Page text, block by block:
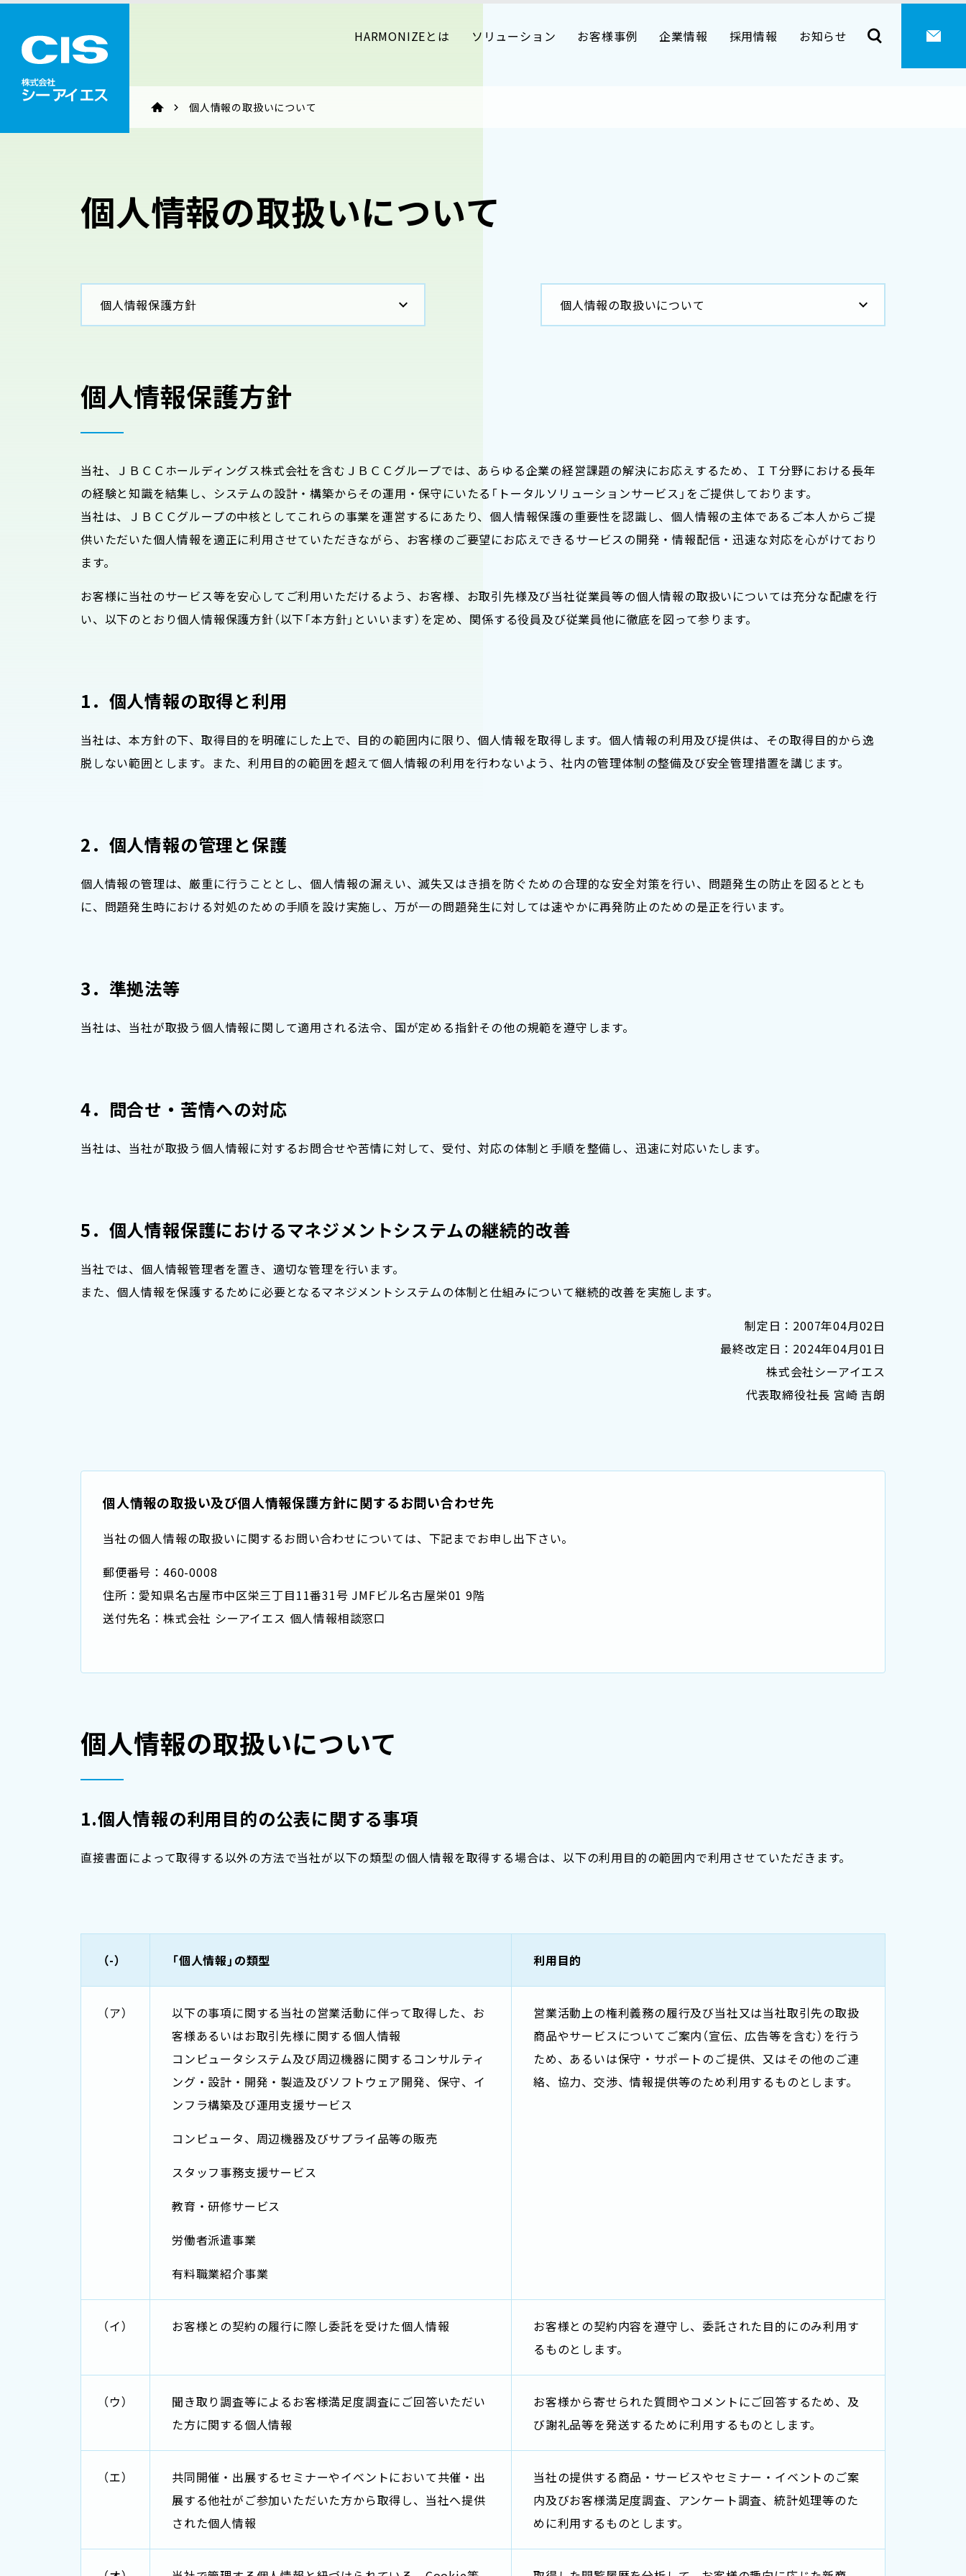
HARMONIZEとは ソリューション お客様事例 企業情報 採用情報 お知らせ
個人情報の取扱いについて
個人情報の取扱いについて
個人情報保護方針 個人情報の取扱いについて
個人情報保護方針
当社、ＪＢＣＣホールディングス株式会社を含むＪＢＣＣグループでは、あらゆる企業の経営課題の解決にお応えするため、ＩＴ分野における長年
の経験と知識を結集し、システムの設計・構築からその運用・保守にいたる「トータルソリューションサービス」をご提供しております。
当社は、ＪＢＣＣグループの中核としてこれらの事業を運営するにあたり、個人情報保護の重要性を認識し、個人情報の主体であるご本人からご提
供いただいた個人情報を適正に利用させていただきながら、お客様のご要望にお応えできるサービスの開発・情報配信・迅速な対応を心がけており
ます。
お客様に当社のサービス等を安心してご利用いただけるよう、お客様、お取引先様及び当社従業員等の個人情報の取扱いについては充分な配慮を行
い、以下のとおり個人情報保護方針（以下「本方針」といいます）を定め、関係する役員及び従業員他に徹底を図って参ります。
1．個人情報の取得と利用
当社は、本方針の下、取得目的を明確にした上で、目的の範囲内に限り、個人情報を取得します。個人情報の利用及び提供は、その取得目的から逸
脱しない範囲とします。また、利用目的の範囲を超えて個人情報の利用を行わないよう、社内の管理体制の整備及び安全管理措置を講じます。
2．個人情報の管理と保護
個人情報の管理は、厳重に行うこととし、個人情報の漏えい、滅失又はき損を防ぐための合理的な安全対策を行い、問題発生の防止を図るととも
に、問題発生時における対処のための手順を設け実施し、万が一の問題発生に対しては速やかに再発防止のための是正を行います。
3．準拠法等
当社は、当社が取扱う個人情報に関して適用される法令、国が定める指針その他の規範を遵守します。
4．問合せ・苦情への対応
当社は、当社が取扱う個人情報に対するお問合せや苦情に対して、受付、対応の体制と手順を整備し、迅速に対応いたします。
5．個人情報保護におけるマネジメントシステムの継続的改善
当社では、個人情報管理者を置き、適切な管理を行います。
また、個人情報を保護するために必要となるマネジメントシステムの体制と仕組みについて継続的改善を実施します。
制定日：2007年04月02日
最終改定日：2024年04月01日
株式会社シーアイエス
代表取締役社長 宮崎 吉朗
個人情報の取扱い及び個人情報保護方針に関するお問い合わせ先
当社の個人情報の取扱いに関するお問い合わせについては、下記までお申し出下さい。
郵便番号：460-0008
住所：愛知県名古屋市中区栄三丁目11番31号 JMFビル名古屋栄01 9階
送付先名：株式会社 シーアイエス 個人情報相談窓口
個人情報の取扱いについて
1.個人情報の利用目的の公表に関する事項
直接書面によって取得する以外の方法で当社が以下の類型の個人情報を取得する場合は、以下の利用目的の範囲内で利用させていただきます。
（-） 「個人情報」の類型 利用目的
（ア）
以下の事項に関する当社の営業活動に伴って取得した、お
客様あるいはお取引先様に関する個人情報
コンピュータシステム及び周辺機器に関するコンサルティ
ング・設計・開発・製造及びソフトウェア開発、保守、イ
ンフラ構築及び運用支援サービス
コンピュータ、周辺機器及びサプライ品等の販売
スタッフ事務支援サービス
教育・研修サービス
労働者派遣事業
有料職業紹介事業
営業活動上の権利義務の履行及び当社又は当社取引先の取扱
商品やサービスについてご案内（宣伝、広告等を含む）を行う
ため、あるいは保守・サポートのご提供、又はその他のご連
絡、協力、交渉、情報提供等のため利用するものとします。
（イ） お客様との契約の履行に際し委託を受けた個人情報
お客様との契約内容を遵守し、委託された目的にのみ利用す
るものとします。
（ウ）
聞き取り調査等によるお客様満足度調査にご回答いただい
た方に関する個人情報
お客様から寄せられた質問やコメントにご回答するため、及
び謝礼品等を発送するために利用するものとします。
（エ）
共同開催・出展するセミナーやイベントにおいて共催・出
展する他社がご参加いただいた方から取得し、当社へ提供
された個人情報
当社の提供する商品・サービスやセミナー・イベントのご案
内及びお客様満足度調査、アンケート調査、統計処理等のた
めに利用するものとします。